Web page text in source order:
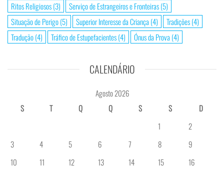
Ritos Religiosos(3) Serviço de Estrangeiros e Fronteiras(5)
Situação de Perigo(5) Superior Interesse da Criança (4) Tradições(4)
Tradução(4) Tráfico de Estupefacientes(4) Ónus da Prova (4)
CALENDÁRIO
Agosto 2026
S
T Q Q S S
D
1
2
3
4 5 6 7 8
9
10
11 12 13 14 15
16